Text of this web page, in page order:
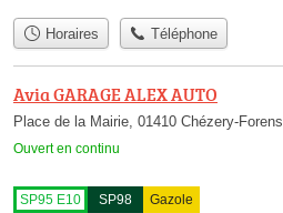
Horaires Téléphone
Avia GARAGE ALEX AUTO
Place de la Mairie, 01410 Chézery-Forens
Ouvert en continu
SP95 E10
SP98
Gazole